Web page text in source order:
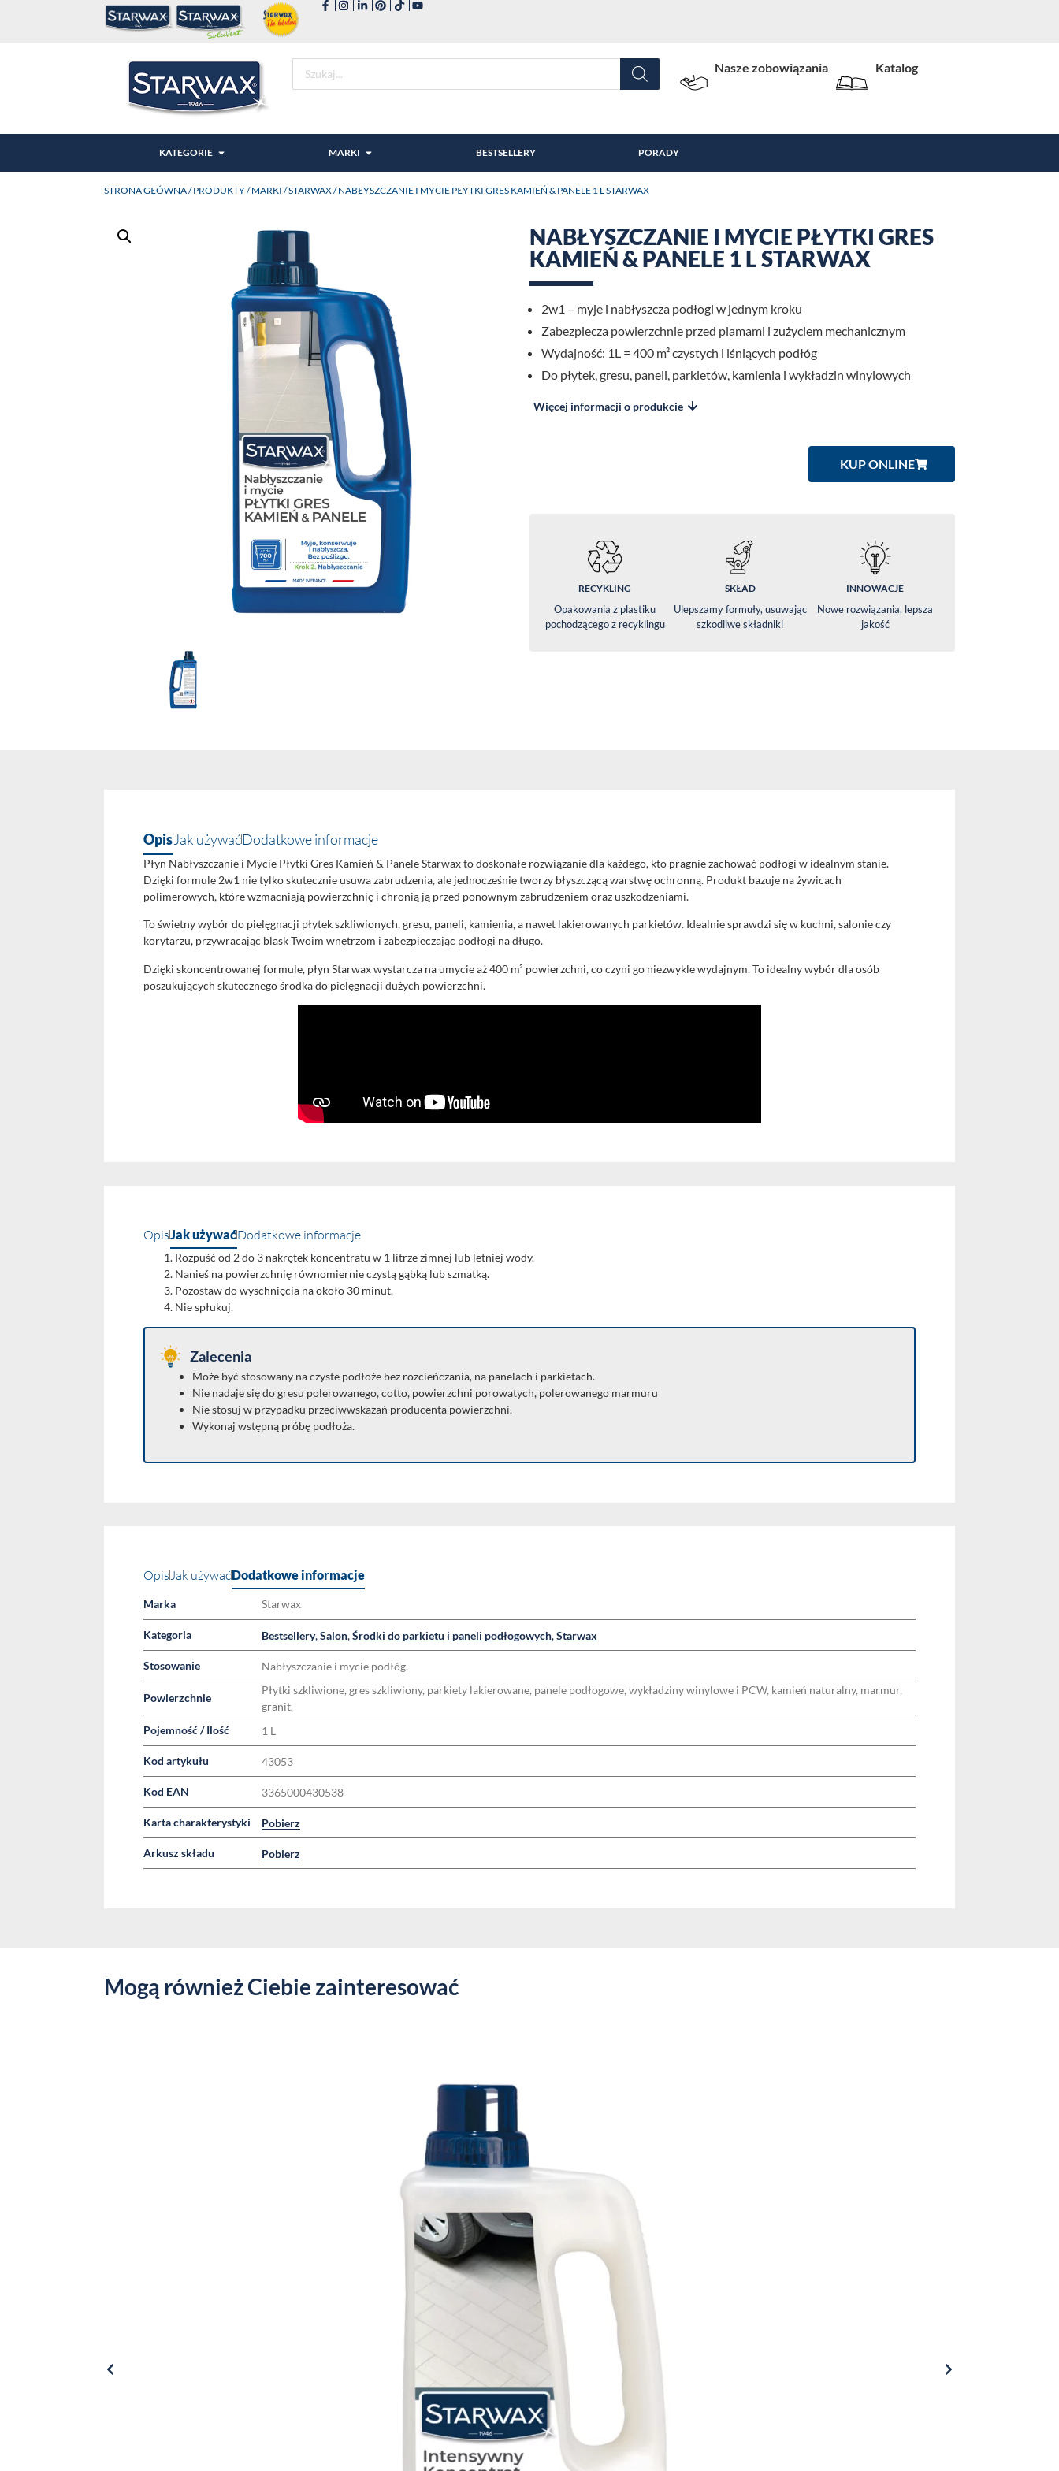
Nasze zobowiązania Katalog
KATEGORIE MARKI BESTSELLERY PORADY
STRONA GŁÓWNA/PRODUKTY/MARKI /STARWAX/ NABŁYSZCZANIE I MYCIE PŁYTKI GRES KAMIEŃ & PANELE 1 L STARWAX
NABŁYSZCZANIE I MYCIE PŁYTKI GRES
KAMIEŃ & PANELE 1 L STARWAX
2w1 – myje i nabłyszcza podłogi w jednym kroku
Zabezpiecza powierzchnie przed plamami i zużyciem mechanicznym
Wydajność: 1L = 400 m² czystych i lśniących podłóg
Do płytek, gresu, paneli, parkietów, kamienia i wykładzin winylowych
Więcej informacji o produkcie
KUP ONLINE
RECYKLING
Opakowania z plastiku
pochodzącego z recyklingu
SKŁAD
Ulepszamy formuły, usuwając
szkodliwe składniki
INNOWACJE
Nowe rozwiązania, lepsza
jakość
OpisJak używaćDodatkowe informacje
Płyn Nabłyszczanie i Mycie Płytki Gres Kamień & Panele Starwax to doskonałe rozwiązanie dla każdego, kto pragnie zachować podłogi w idealnym stanie.
Dzięki formule 2w1 nie tylko skutecznie usuwa zabrudzenia, ale jednocześnie tworzy błyszczącą warstwę ochronną. Produkt bazuje na żywicach
polimerowych, które wzmacniają powierzchnię i chronią ją przed ponownym zabrudzeniem oraz uszkodzeniami.
To świetny wybór do pielęgnacji płytek szkliwionych, gresu, paneli, kamienia, a nawet lakierowanych parkietów. Idealnie sprawdzi się w kuchni, salonie czy
korytarzu, przywracając blask Twoim wnętrzom i zabezpieczając podłogi na długo.
Dzięki skoncentrowanej formule, płyn Starwax wystarcza na umycie aż 400 m² powierzchni, co czyni go niezwykle wydajnym. To idealny wybór dla osób
poszukujących skutecznego środka do pielęgnacji dużych powierzchni.
OpisJak używaćDodatkowe informacje
Rozpuść od 2 do 3 nakrętek koncentratu w 1 litrze zimnej lub letniej wody.
Nanieś na powierzchnię równomiernie czystą gąbką lub szmatką.
Pozostaw do wyschnięcia na około 30 minut.
Nie spłukuj.
Zalecenia
Może być stosowany na czyste podłoże bez rozcieńczania, na panelach i parkietach.
Nie nadaje się do gresu polerowanego, cotto, powierzchni porowatych, polerowanego marmuru
Nie stosuj w przypadku przeciwwskazań producenta powierzchni.
Wykonaj wstępną próbę podłoża.
OpisJak używaćDodatkowe informacje
Marka Starwax
Kategoria Bestsellery,Salon,Środki do parkietu i paneli podłogowych,Starwax
Stosowanie Nabłyszczanie i mycie podłóg.
Powierzchnie
Płytki szkliwione, gres szkliwiony, parkiety lakierowane, panele podłogowe, wykładziny winylowe i PCW, kamień naturalny, marmur,
granit.
Pojemność / Ilość
1 L
Kod artykułu 43053
Kod EAN 3365000430538
Karta charakterystyki Pobierz
Arkusz składu Pobierz
Mogą również Ciebie zainteresować